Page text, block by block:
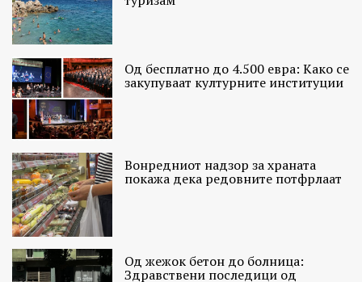
Од бесплатно до 4.500 евра: Како се
закупуваат културните институции
Вонредниот надзор за храната
покажа дека редовните потфрлаат
Од жежок бетон до болница:
Здравствени последици од